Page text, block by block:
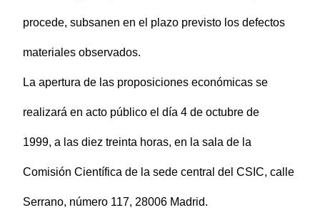
procede, subsanen en el plazo previsto los defectos
materiales observados.
La apertura de las proposiciones económicas se
realizará en acto público el día 4 de octubre de
1999, a las diez treinta horas, en la sala de la
Comisión Científica de la sede central del CSIC, calle
Serrano, número 117, 28006 Madrid.